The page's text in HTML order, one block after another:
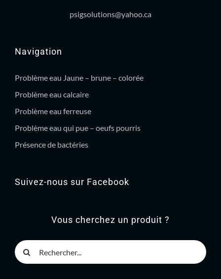
psigsolutions@yahoo.ca
Navigation
Problème eau Jaune – brune – colorée
Problème eau calcaire
Problème eau ferreuse
Problème eau qui pue – oeufs pourris
Présence de bactéries
Suivez-nous sur Facebook
Vous cherchez un produit ?
Rechercher